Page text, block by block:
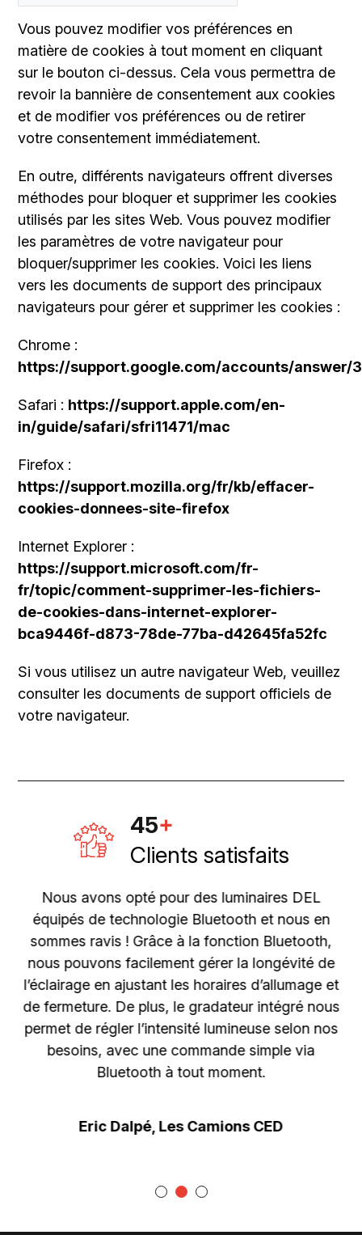
Vous pouvez modifier vos préférences en
matière de cookies à tout moment en cliquant
sur le bouton ci-dessus. Cela vous permettra de
revoir la bannière de consentement aux cookies
et de modifier vos préférences ou de retirer
votre consentement immédiatement.
En outre, différents navigateurs offrent diverses
méthodes pour bloquer et supprimer les cookies
utilisés par les sites Web. Vous pouvez modifier
les paramètres de votre navigateur pour
bloquer/supprimer les cookies. Voici les liens
vers les documents de support des principaux
navigateurs pour gérer et supprimer les cookies :
Chrome :
https://support.google.com/accounts/answer/
Safari : https://support.apple.com/en-
in/guide/safari/sfri11471/mac
Firefox :
https://support.mozilla.org/fr/kb/effacer-
cookies-donnees-site-firefox
Internet Explorer :
https://support.microsoft.com/fr-
fr/topic/comment-supprimer-les-fichiers-
de-cookies-dans-internet-explorer-
bca9446f-d873-78de-77ba-d42645fa52fc
Si vous utilisez un autre navigateur Web, veuillez
consulter les documents de support officiels de
votre navigateur.
45+
Clients satisfaits
Nous avons opté pour des luminaires DEL
équipés de technologie Bluetooth et nous en
sommes ravis ! Grâce à la fonction Bluetooth,
nous pouvons facilement gérer la longévité de
l’éclairage en ajustant les horaires d’allumage et
de fermeture. De plus, le gradateur intégré nous
permet de régler l’intensité lumineuse selon nos
besoins, avec une commande simple via
Bluetooth à tout moment.
Eric Dalpé, Les Camions CED